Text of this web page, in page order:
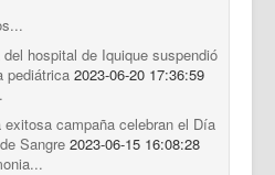
hospital de Iquique suspendió
pediátrica 2023-06-20 17:36:59
campaña celebran el Día
Sangre 2023-06-15 16:08:28